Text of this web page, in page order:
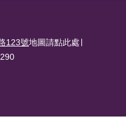
123號地圖請點此處∣